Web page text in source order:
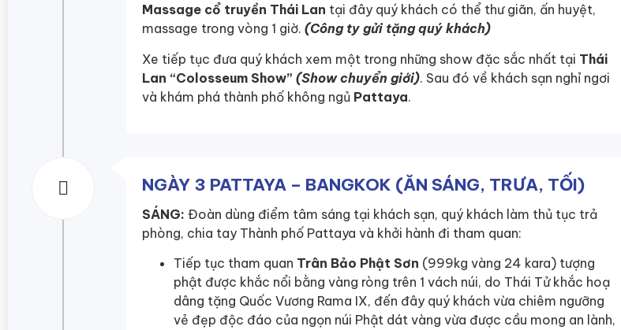
Massage cổ truyền Thái Lan tại đây quý khách có thể thư giãn, ấn huyệt,
massage trong vòng 1 giờ. (Công ty gửi tặng quý khách)
Xe tiếp tục đưa quý khách xem một trong những show đặc sắc nhất tại Thái
Lan “Colosseum Show” (Show chuyển giới). Sau đó về khách sạn nghỉ ngơi
và khám phá thành phố không ngủ Pattaya.
NGÀY 3 PATTAYA – BANGKOK (ĂN SÁNG, TRƯA, TỐI)
SÁNG: Đoàn dùng điểm tâm sáng tại khách sạn, quý khách làm thủ tục trả
phòng, chia tay Thành phố Pattaya và khởi hành đi tham quan:
Tiếp tục tham quan Trân Bảo Phật Sơn (999kg vàng 24 kara) tượng
phật được khắc nổi bằng vàng ròng trên 1 vách núi, do Thái Tử khắc hoạ
dâng tặng Quốc Vương Rama IX, đến đây quý khách vừa chiêm ngưỡng
vẻ đẹp độc đáo của ngọn núi Phật dát vàng vừa được cầu mong an lành,